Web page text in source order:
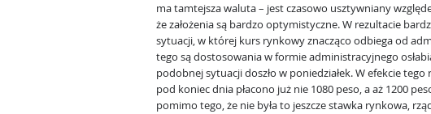
ma tamtejsza waluta – jest czasowo usztywniany
że założenia są bardzo optymistyczne. W rezultacie
sytuacji, w której kurs rynkowy znacząco odbiega od
tego są dostosowania w formie administracyjnego
podobnej sytuacji doszło w poniedziałek. W efekcie
pod koniec dnia płacono już nie 1080 peso, a aż 1200
pomimo tego, że nie była to jeszcze stawka rynkowa,